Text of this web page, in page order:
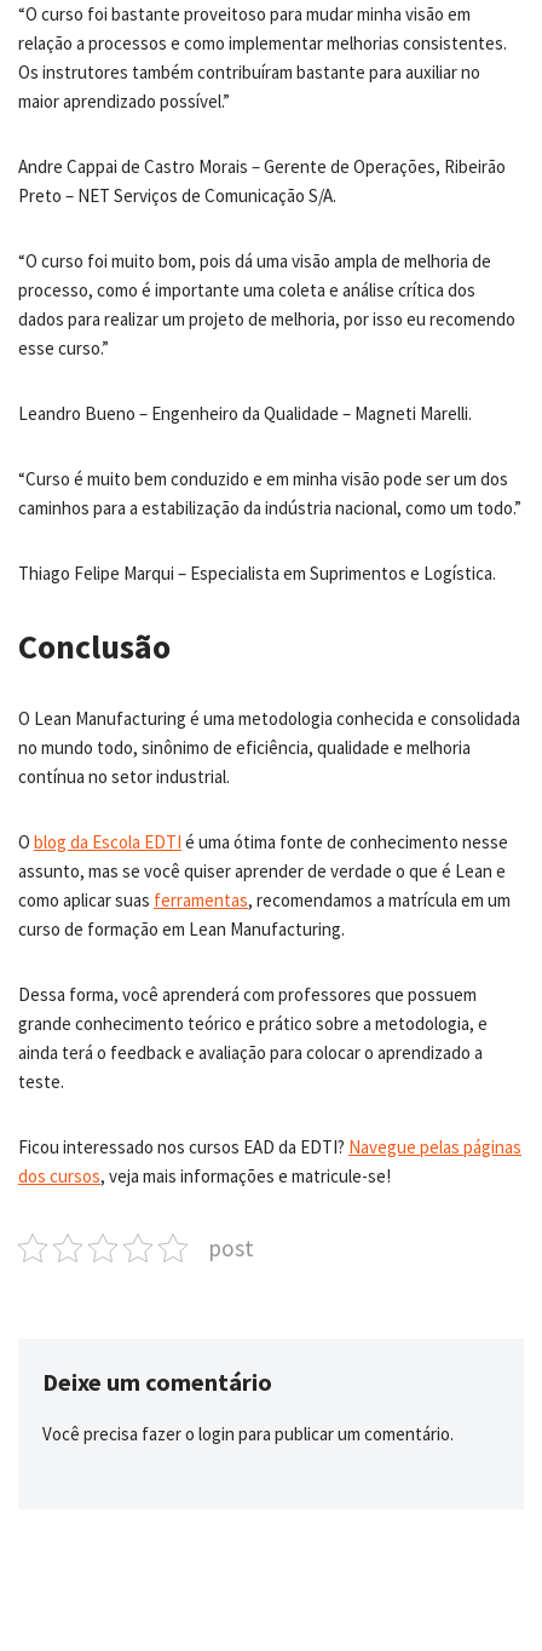
“O curso foi bastante proveitoso para mudar minha visão em
relação a processos e como implementar melhorias consistentes.
Os instrutores também contribuíram bastante para auxiliar no
maior aprendizado possível.”
Andre Cappai de Castro Morais – Gerente de Operações, Ribeirão
Preto – NET Serviços de Comunicação S/A.
“O curso foi muito bom, pois dá uma visão ampla de melhoria de
processo, como é importante uma coleta e análise crítica dos
dados para realizar um projeto de melhoria, por isso eu recomendo
esse curso.”
Leandro Bueno – Engenheiro da Qualidade – Magneti Marelli.
“Curso é muito bem conduzido e em minha visão pode ser um dos
caminhos para a estabilização da indústria nacional, como um todo.”
Thiago Felipe Marqui – Especialista em Suprimentos e Logística.
Conclusão
O Lean Manufacturing é uma metodologia conhecida e consolidada
no mundo todo, sinônimo de eficiência, qualidade e melhoria
contínua no setor industrial.
O blog da Escola EDTI é uma ótima fonte de conhecimento nesse
assunto, mas se você quiser aprender de verdade o que é Lean e
como aplicar suas ferramentas, recomendamos a matrícula em um
curso de formação em Lean Manufacturing.
Dessa forma, você aprenderá com professores que possuem
grande conhecimento teórico e prático sobre a metodologia, e
ainda terá o feedback e avaliação para colocar o aprendizado a
teste.
Ficou interessado nos cursos EAD da EDTI? Navegue pelas páginas
dos cursos, veja mais informações e matricule-se!
post
Deixe um comentário
Você precisa fazer o login para publicar um comentário.